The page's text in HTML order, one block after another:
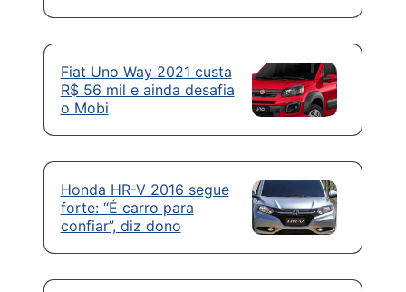
Fiat Uno Way 2021 custa
R$ 56 mil e ainda desafia
o Mobi
Honda HR-V 2016 segue
forte: “É carro para
confiar”, diz dono